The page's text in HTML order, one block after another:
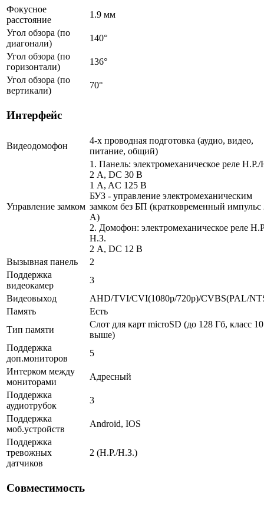
Фокусное
расстояние
1.9 мм
Угол обзора (по
диагонали)
140°
Угол обзора (по
горизонтали)
136°
Угол обзора (по
вертикали)
70°
Интерфейс
Видеодомофон
4-х проводная подготовка (аудио, видео,
питание, общий)
Управление замком
1. Панель: электромеханическое реле
2 A, DC 30 В
1 A, AC 125 В
БУЗ - управление электромеханическим
замком без БП (кратковременный импульс
A)
2. Домофон: электромеханическое реле
Н.З.
2 A, DC 12 В
Вызывная панель
2
Поддержка
видеокамер
3
Видеовыход
AHD/TVI/CVI(1080p/720p)/CVBS(PAL/
Память
Есть
Тип памяти
Слот для карт microSD (до 128 Гб, класс
выше)
Поддержка
доп.мониторов
5
Интерком между
мониторами
Адресный
Поддержка
аудиотрубок
3
Поддержка
моб.устройств
Android, IOS
Поддержка
тревожных
датчиков
2 (Н.Р./Н.З.)
Совместимость